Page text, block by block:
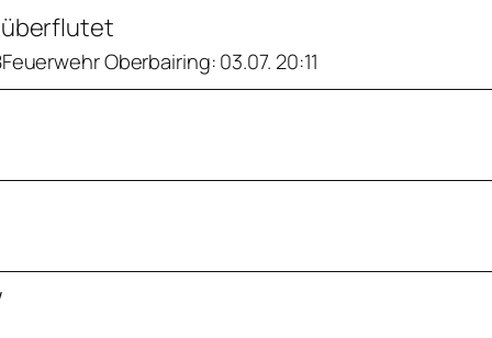
überflutet
Oberbairing: 03.07. 20:11